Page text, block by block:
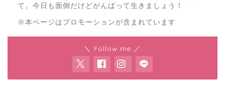
て。今日も面倒だけどがんばって生きましょう！
※本ページはプロモーションが含まれています
＼ Follow me ／